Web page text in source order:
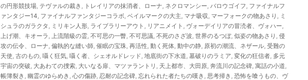
の円形競技場, テヴァルの裁き , トレイリアの抹消者、ローナ, ネクロマンシー, バロウゴイフ, ファイナルフ
ァンタジー14, ファイナルファンタジーコラボ, ベイルマークの大主, マナ吸収, マーフォークの物あさり , ミ
シュラのガラクタ , ミリキン人形, ライブラリーアウト , リアニメイト , ヴォーデイリアの冒涜者、ヴォハー,
上げ潮、キオーラ , 上流階級の霊, 不可思の一瞥, 不可思議, 不死のさざ波, 世界のるつぼ, 似姿の物あさり , 侵
攻の伝令、ローナ, 偏執的な縫い師, 催眠の宝珠, 再活性, 動く死体, 動中の静, 原初の潮流、ネザール, 受難の
天使, 古のもの, 囁く狂気, 囁く者、シェオルドレッド, 地底街の下水道, 墓破りのラミア, 変化の狂信者, 多元
宇宙の突破, 大あわての捜索, 大いなる扉、マツァラントリ , 天上都市、大田原, 奔流川の記念碑, 寓話の小道,
帳簿裂き , 幽霊のゆらめき , 心の傷跡, 忍耐の記念碑, 忘れられた者たちの嘆き , 思考掃き , 恐怖を喰うもの、ヴ